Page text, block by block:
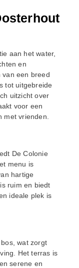
aan het water,
en
van een breed
tot uitgebreide
uitzicht over
voor een
met vrienden.
De Colonie
menu is
hartige
ruim en biedt
ideale plek is
wat zorgt
Het terras is
serene en